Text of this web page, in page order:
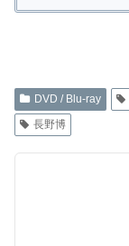
DVD / Blu-ray
長野博